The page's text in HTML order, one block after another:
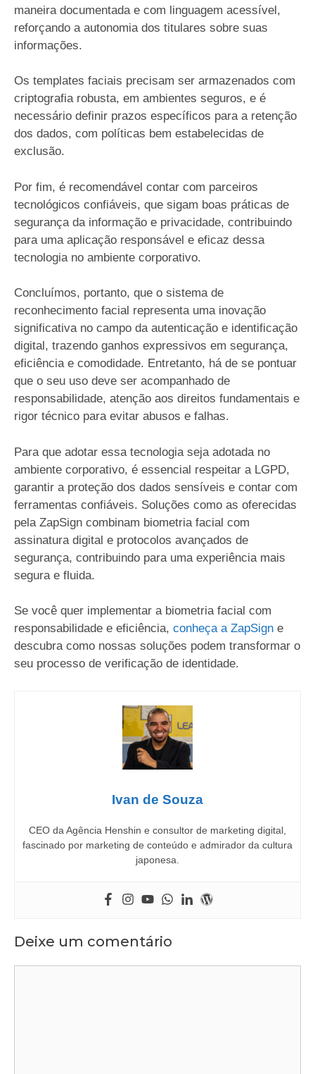
maneira documentada e com linguagem acessível,
reforçando a autonomia dos titulares sobre suas
informações.
Os templates faciais precisam ser armazenados com
criptografia robusta, em ambientes seguros, e é
necessário definir prazos específicos para a retenção
dos dados, com políticas bem estabelecidas de
exclusão.
Por fim, é recomendável contar com parceiros
tecnológicos confiáveis, que sigam boas práticas de
segurança da informação e privacidade, contribuindo
para uma aplicação responsável e eficaz dessa
tecnologia no ambiente corporativo.
Concluímos, portanto, que o sistema de
reconhecimento facial representa uma inovação
significativa no campo da autenticação e identificação
digital, trazendo ganhos expressivos em segurança,
eficiência e comodidade. Entretanto, há de se pontuar
que o seu uso deve ser acompanhado de
responsabilidade, atenção aos direitos fundamentais e
rigor técnico para evitar abusos e falhas.
Para que adotar essa tecnologia seja adotada no
ambiente corporativo, é essencial respeitar a LGPD,
garantir a proteção dos dados sensíveis e contar com
ferramentas confiáveis. Soluções como as oferecidas
pela ZapSign combinam biometria facial com
assinatura digital e protocolos avançados de
segurança, contribuindo para uma experiência mais
segura e fluida.
Se você quer implementar a biometria facial com
responsabilidade e eficiência, conheça a ZapSign e
descubra como nossas soluções podem transformar o
seu processo de verificação de identidade.
Ivan de Souza
CEO da Agência Henshin e consultor de marketing digital,
fascinado por marketing de conteúdo e admirador da cultura
japonesa.
Deixe um comentário